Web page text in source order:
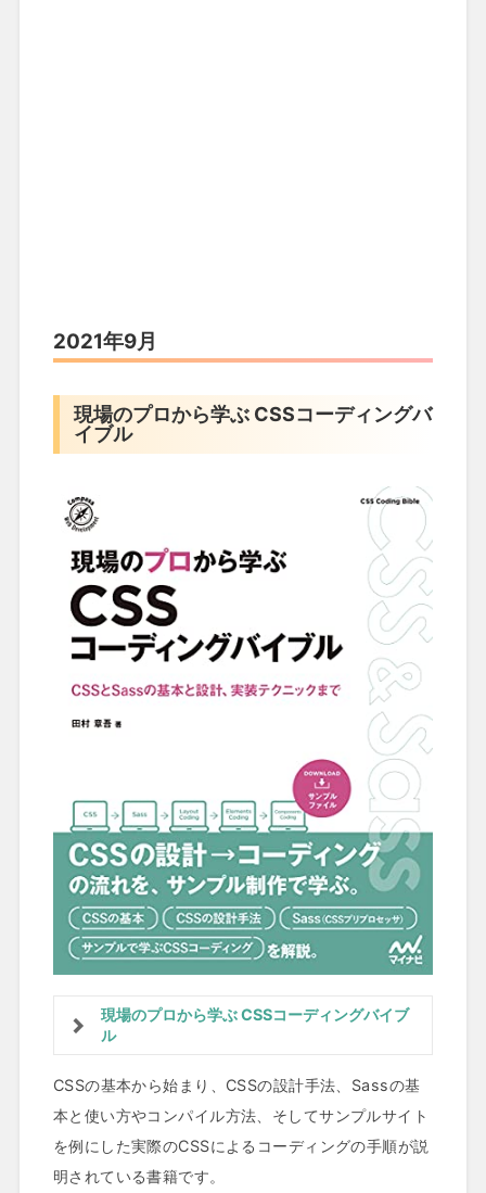
2021年9月
現場のプロから学ぶ CSSコーディングバ
イブル
現場のプロから学ぶ CSSコーディングバイブ
ル
CSSの基本から始まり、CSSの設計手法、Sassの基
本と使い方やコンパイル方法、そしてサンプルサイト
を例にした実際のCSSによるコーディングの手順が説
明されている書籍です。